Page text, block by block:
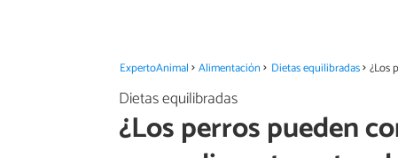
ExpertoAnimal Alimentación Dietas equilibradas ¿Los
Dietas equilibradas
¿Los perros pueden